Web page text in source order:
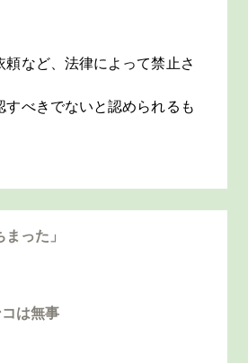
など、法律によって禁止さ
べきでないと認められるも
った」
は無事